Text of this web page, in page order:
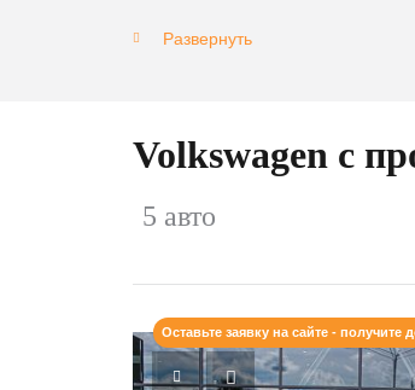
Развернуть
Volkswagen с
5 авто
Оставьте заявку на сайте - получите